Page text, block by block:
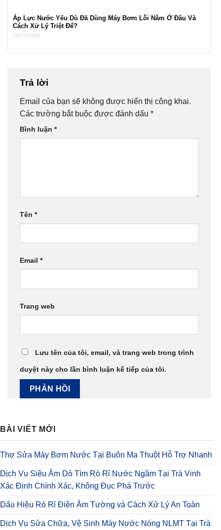
Áp Lực Nước Yếu Dù Đã Dùng Máy Bơm Lỗi Nằm Ở Đâu Và
Cách Xử Lý Triệt Để?
15/07/2026
Trả lời
Email của bạn sẽ không được hiển thị công khai.
Các trường bắt buộc được đánh dấu *
Bình luận *
Tên *
Email *
Trang web
Lưu tên của tôi, email, và trang web trong trình
duyệt này cho lần bình luận kế tiếp của tôi.
BÀI VIẾT MỚI
Thợ Sửa Máy Bơm Nước Tại Buôn Ma Thuột Hỗ Trợ Nhanh
Dịch Vụ Siêu Âm Dò Tìm Rò Rỉ Nước Ngầm Tại Trà Vinh
Xác Định Chính Xác, Không Đục Phá Trước
Dấu Hiệu Rò Rỉ Điện Âm Tường và Cách Xử Lý An Toàn
Dịch Vụ Sửa Chữa, Vệ Sinh Máy Nước Nóng NLMT Tại Trà